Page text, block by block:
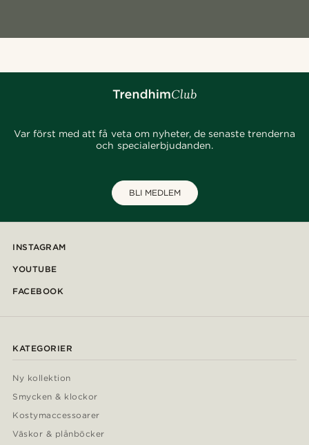
Var först med att få veta om nyheter, de senaste trenderna
och specialerbjudanden.
BLI MEDLEM
INSTAGRAM
YOUTUBE
FACEBOOK
KATEGORIER
Ny kollektion
Smycken & klockor
Kostymaccessoarer
Väskor & plånböcker